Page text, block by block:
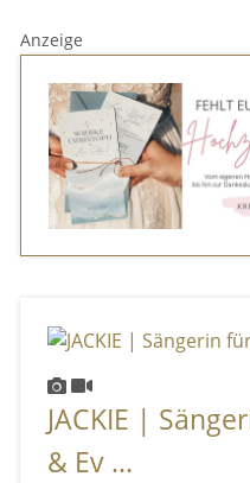
Anzeige
JACKIE |
& Ev ...